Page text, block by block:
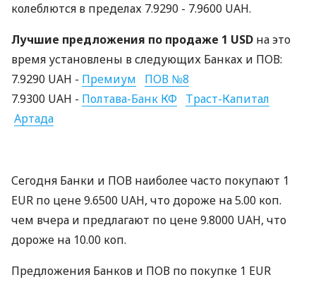
колеблются в пределах 7.9290 - 7.9600 UAH.
Лучшие предложения по продаже 1 USD на это
время установлены в следующих Банках и ПОВ:
7.9290 UAH - Премиум
ПОВ №8
7.9300 UAH - Полтава-Банк КФ Траст-Капитал
Артада
Сегодня Банки и ПОВ наиболее часто покупают 1
EUR по цене 9.6500 UAH, что дороже на 5.00 коп.
чем вчера и предлагают по цене 9.8000 UAH, что
дороже на 10.00 коп.
Предложения Банков и ПОВ по покупке 1 EUR